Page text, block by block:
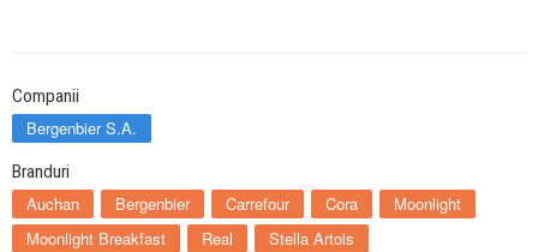
Companii
Bergenbier S.A.
Branduri
Auchan Bergenbier Carrefour Cora
Moonlight
Moonlight Breakfast
Real Stella Artois